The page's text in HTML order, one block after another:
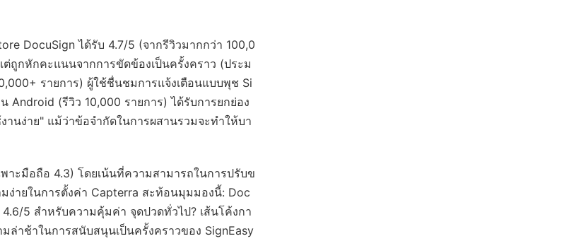
DocuSign ได้รับ 4.7/5 (จากรีวิวมากกว่า 100,0
ถูกหักคะแนนจากการขัดข้องเป็นครั้งคราว (ประม
รายการ) ผู้ใช้ชื่นชมการแจ้งเตือนแบบพุช Si
(รีวิว 10,000 รายการ) ได้รับการยกย่อง
านง่าย" แม้ว่าข้อจำกัดในการผสานรวมจะทำให้บา
าะมือถือ 4.3) โดยเน้นที่ความสามารถในการปรับข
ายในการตั้งค่า Capterra สะท้อนมุมมองนี้: Doc
5 สำหรับความคุ้มค่า จุดปวดทั่วไป? เส้นโค้งกา
ล่าช้าในการสนับสนุนเป็นครั้งคราวของ SignEasy